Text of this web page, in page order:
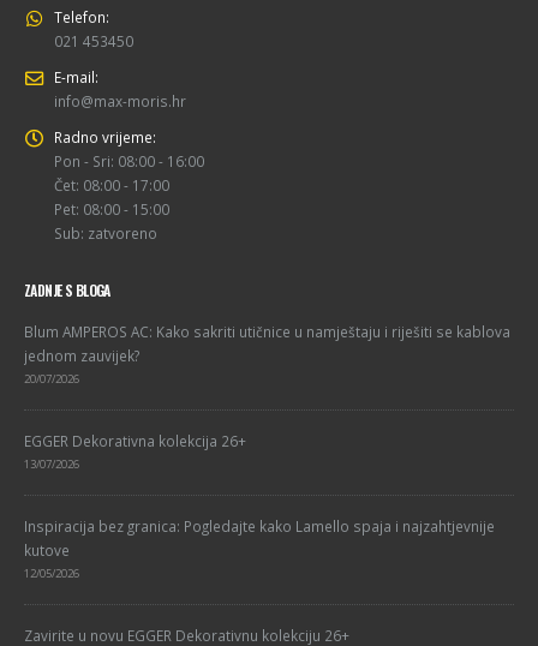
Telefon:
021 453450
E-mail:
info@max-moris.hr
Radno vrijeme:
Pon - Sri: 08:00 - 16:00
Čet: 08:00 - 17:00
Pet: 08:00 - 15:00
Sub: zatvoreno
ZADNJE S BLOGA
Blum AMPEROS AC: Kako sakriti utičnice u namještaju i riješiti se kablova
jednom zauvijek?
20/07/2026
EGGER Dekorativna kolekcija 26+
13/07/2026
Inspiracija bez granica: Pogledajte kako Lamello spaja i najzahtjevnije
kutove
12/05/2026
Zavirite u novu EGGER Dekorativnu kolekciju 26+